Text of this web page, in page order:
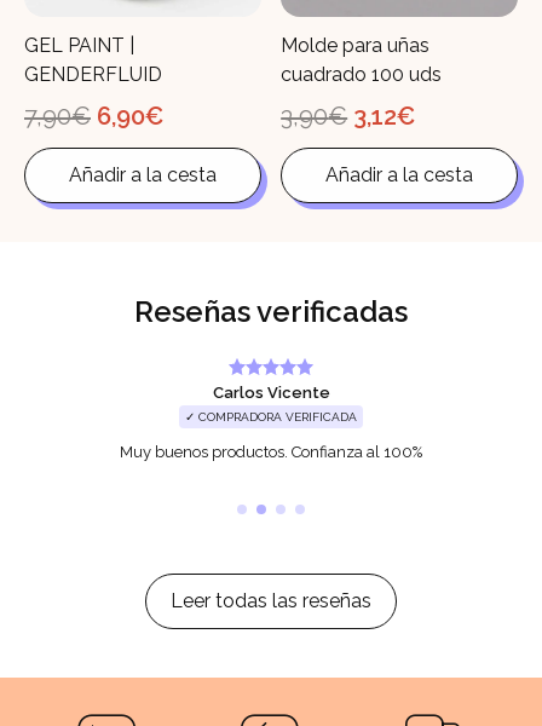
GEL PAINT |
GENDERFLUID
7,90€ El
precio
era:
7,90€.
6,90€El
actual
es:
6,90€.
Añadir a la cesta
Molde para uñas
cuadrado 100 uds
3,90€ El
precio
era:
3,90€.
3,12€El
es:
3,12€.
Añadir a la cesta
Reseñas verificadas
Carlos Vicente
✓ COMPRADORA VERIFICADA
Muy buenos productos. Confianza al 100%
Leer todas las reseñas